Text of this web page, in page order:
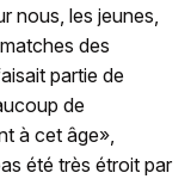
nous, les jeunes,
des
partie de
de
à cet âge»,
été très étroit par